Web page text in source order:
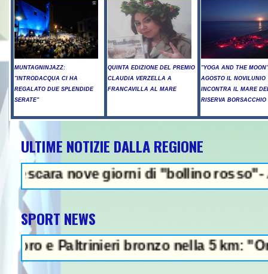
MUNTAGNINJAZZ:
"INTRODACQUA CI HA
REGALATO DUE SPLENDIDE
SERATE"
QUINTA EDIZIONE DEL PREMIO
CLAUDIA VERZELLA A
FRANCAVILLA AL MARE
"YOGA AND THE
AGOSTO IL NOVILUNIO
INCONTRA IL MARE
RISERVA BORSACCHIO
ULTIME NOTIZIE DALLA REGIONE
nove giorni di "bollino rosso"-
SPORT NEWS
bronzo nella 5 km: "Ora ci
NEWS IN